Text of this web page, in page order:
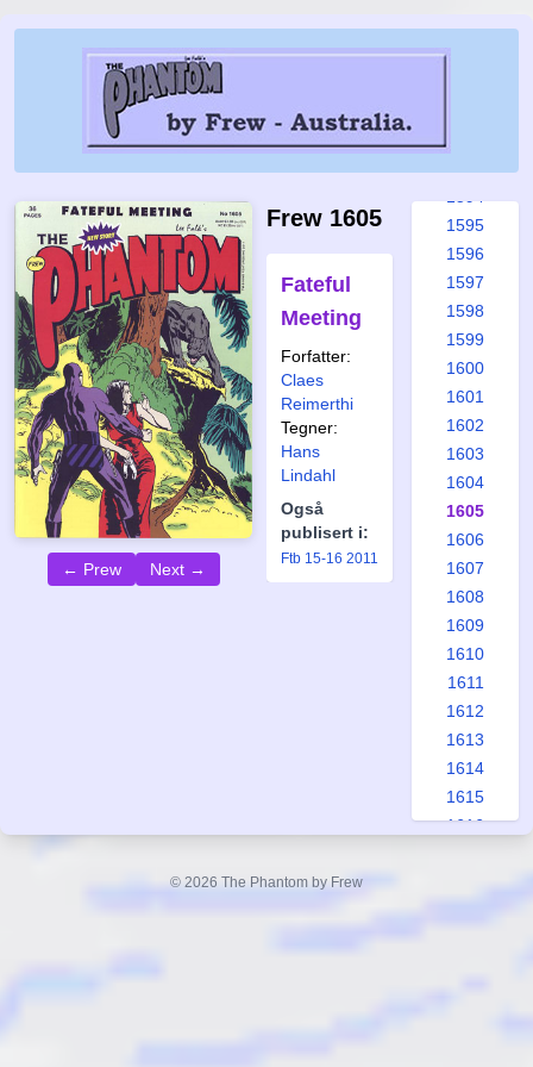
← Prew Next →
Frew 1605
Fateful
Meeting
Forfatter:
Claes
Reimerthi
Tegner:
Hans
Lindahl
Også
publisert i:
Ftb 15-16 2011
1588
1589
1595
1596
1597
1598
1599
1600
1601
1602
1603
1604
1605
1606
1607
1608
1609
1610
1611
1612
1613
1614
1615
1616
© 2026 The Phantom by Frew